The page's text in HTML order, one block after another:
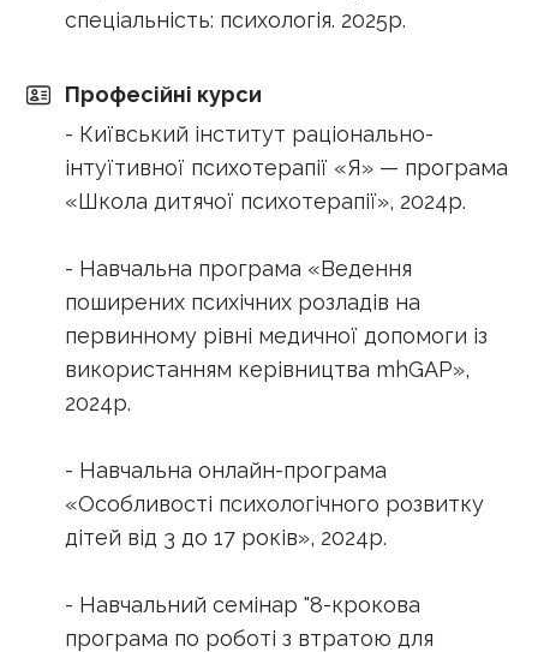
спеціальність: психологія. 2025р.
Професійні курси
- Київський інститут раціонально-
інтуїтивної психотерапії «Я» — програма
«Школа дитячої психотерапії», 2024р.
- Навчальна програма «Ведення
поширених психічних розладів на
первинному рівні медичної допомоги із
використанням керівництва mhGAP»,
2024р.
- Навчальна онлайн-програма
«Особливості психологічного розвитку
дітей від 3 до 17 років», 2024р.
- Навчальний семінар "8-крокова
програма по роботі з втратою для